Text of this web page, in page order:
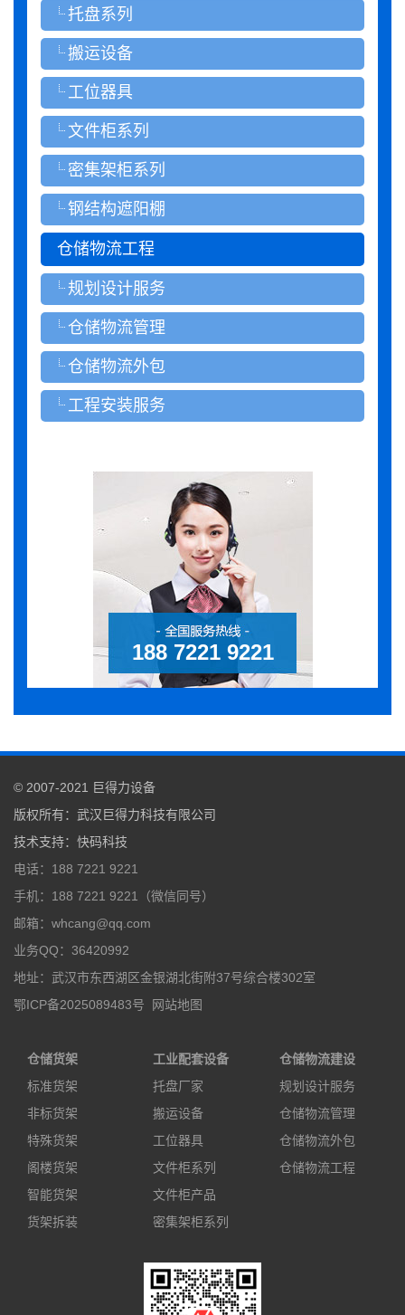
托盘系列
搬运设备
工位器具
文件柜系列
密集架柜系列
钢结构遮阳棚
仓储物流工程
规划设计服务
仓储物流管理
仓储物流外包
工程安装服务
188 7221 9221
© 2007-2021 巨得力设备
版权所有： 武汉巨得力科技有限公司
技术支持： 快码科技
电话：188 7221 9221
手机：188 7221 9221（微信同号）
邮箱：whcang@qq.com
业务QQ：36420992
地址：武汉市东西湖区金银湖北街附37号综合楼302室
鄂ICP备2025089483号
网站地图
仓储货架
标准货架
非标货架
特殊货架
阁楼货架
智能货架
货架拆装
工业配套设备
托盘厂家
搬运设备
工位器具
文件柜系列
文件柜产品
密集架柜系列
仓储物流建设
规划设计服务
仓储物流管理
仓储物流外包
仓储物流工程